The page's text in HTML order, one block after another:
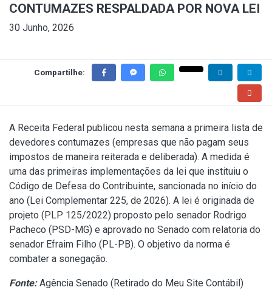
CONTUMAZES RESPALDADA POR NOVA LEI
30 Junho, 2026
Compartilhe:
A Receita Federal publicou nesta semana a primeira lista de
devedores contumazes (empresas que não pagam seus
impostos de maneira reiterada e deliberada). A medida é
uma das primeiras implementações da lei que instituiu o
Código de Defesa do Contribuinte, sancionada no início do
ano ( Lei Complementar 225, de 2026). A lei é originada de
projeto (PLP 125/2022) proposto pelo senador Rodrigo
Pacheco (PSD-MG) e aprovado no Senado com relatoria do
senador Efraim Filho (PL-PB). O objetivo da norma é
combater a sonegação.
Fonte:Agência Senado ( Retirado do Meu Site Contábil )